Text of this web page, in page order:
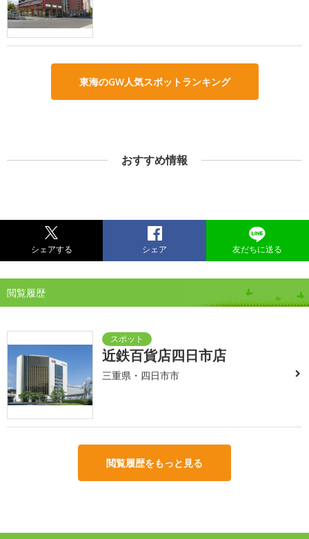
東海のGW人気スポットランキング
おすすめ情報
シェアする シェア 友だちに送る
閲覧履歴
近鉄百貨店四日市店
三重県・四日市市
閲覧履歴をもっと見る